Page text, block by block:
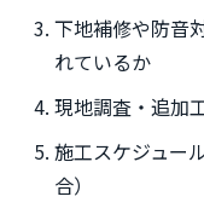
下地補修や防音
れているか
現地調査・追加
施工スケジュー
合）